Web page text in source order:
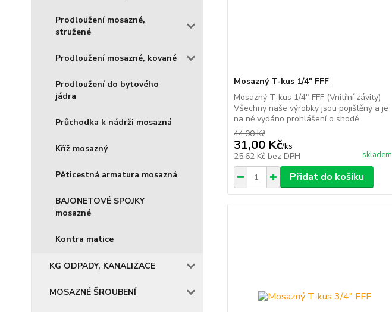
Prodloužení mosazné,
stružené
Prodloužení mosazné, kované
Prodloužení do bytového
jádra
Průchodka k nádrži mosazná
Kříž mosazný
Pěticestná armatura mosazná
BAJONETOVÉ SPOJKY
mosazné
Kontra matice
KG ODPADY, KANALIZACE
MOSAZNÉ ŠROUBENÍ
Mosazný T-kus 1/4" FFF
Mosazný T-kus 1/4" FFF (Vnitřní závity)
Všechny naše výrobky jsou pojištěny a je
na ně vydáno prohlášení o shodě.
44,00 Kč
31,00 Kč/ks
25,62 Kč bez DPH skladem
Přidat do košíku